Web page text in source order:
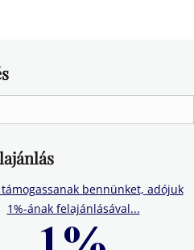
bennünket, adójuk
1%-ának felajánlásával...